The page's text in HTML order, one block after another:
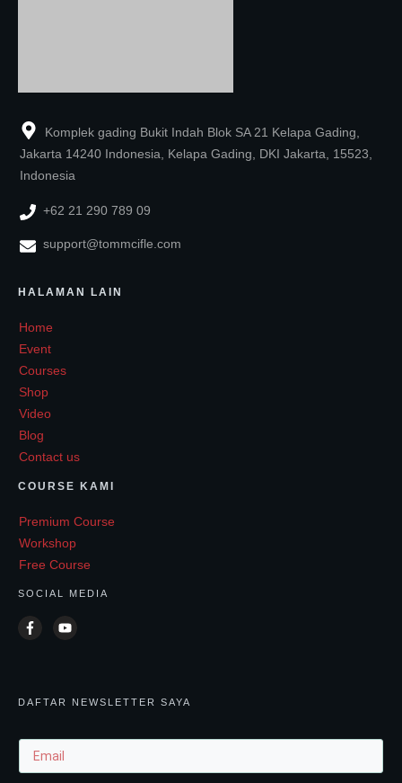
Komplek gading Bukit Indah Blok SA 21 Kelapa Gading,
Jakarta 14240 Indonesia, Kelapa Gading, DKI Jakarta, 15523,
Indonesia
+62 21 290 789 09
support@tommcifle.com
HALAMAN LAIN
Home
Event
Courses
Shop
Video
Blog
Contact us
COURSE KAMI
Premium Course
Workshop
Free Course
SOCIAL MEDIA
DAFTAR NEWSLETTER SAYA